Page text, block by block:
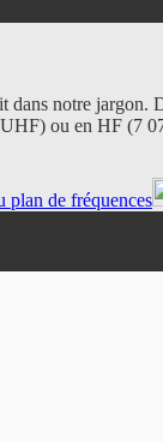
notre jargon.
ou en HF (7
plan de fréquences